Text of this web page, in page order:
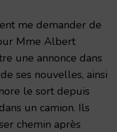
me demander de
Mme Albert
une annonce dans
ses nouvelles, ainsi
le sort depuis
un camion. Ils
chemin après